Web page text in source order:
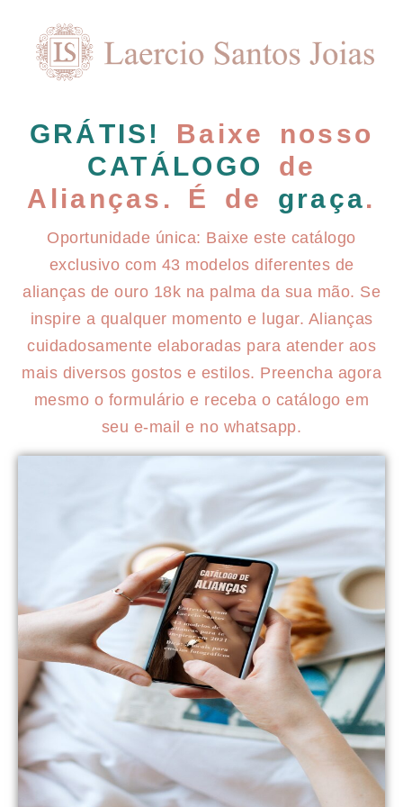
GRÁTIS!
Baixe nosso
CATÁLOGO
de
Alianças. É de graça.
Oportunidade única: Baixe este catálogo
exclusivo com 43 modelos diferentes de
alianças de ouro 18k na palma da sua mão. Se
inspire a qualquer momento e lugar. Alianças
cuidadosamente elaboradas para atender aos
mais diversos gostos e estilos. Preencha agora
mesmo o formulário e receba o catálogo em
seu e-mail e no whatsapp.